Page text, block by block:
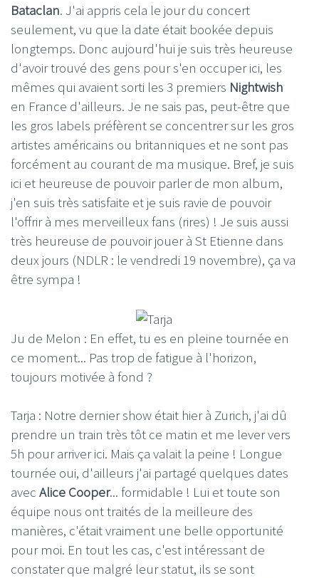
Bataclan. J'ai appris cela le jour du concert
seulement, vu que la date était bookée depuis
longtemps. Donc aujourd'hui je suis très heureuse
d'avoir trouvé des gens pour s'en occuper ici, les
mêmes qui avaient sorti les 3 premiers Nightwish
en France d'ailleurs. Je ne sais pas, peut-être que
les gros labels préfèrent se concentrer sur les gros
artistes américains ou britanniques et ne sont pas
forcément au courant de ma musique. Bref, je suis
ici et heureuse de pouvoir parler de mon album,
j'en suis très satisfaite et je suis ravie de pouvoir
l'offrir à mes merveilleux fans (rires) ! Je suis aussi
très heureuse de pouvoir jouer à St Etienne dans
deux jours (NDLR : le vendredi 19 novembre), ça va
être sympa !
Ju de Melon : En effet, tu es en pleine tournée en
ce moment... Pas trop de fatigue à l'horizon,
toujours motivée à fond ?
Tarja : Notre dernier show était hier à Zurich, j'ai dû
prendre un train très tôt ce matin et me lever vers
5h pour arriver ici. Mais ça valait la peine ! Longue
tournée oui, d'ailleurs j'ai partagé quelques dates
avec Alice Cooper... formidable ! Lui et toute son
équipe nous ont traités de la meilleure des
manières, c'était vraiment une belle opportunité
pour moi. En tout les cas, c'est intéressant de
constater que malgré leur statut, ils se sont